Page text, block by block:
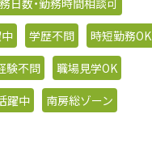
日数・勤務時間相談可
学歴不問
時短勤務OK
験不問
職場見学OK
躍中
南房総ゾーン